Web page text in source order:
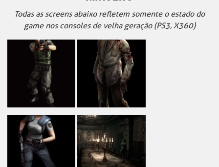
Todas as screens abaixo refletem somente o estado do
game nos consoles de velha geração (PS3, X360)